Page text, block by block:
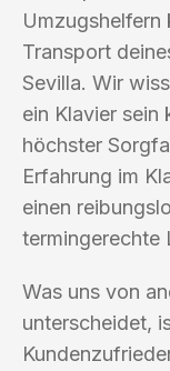
Umzugshelfern
Transport
Sevilla. Wir
ein Klavier sein
höchster
Erfahrung im
einen
termingerechte
Was uns von
unterscheidet,